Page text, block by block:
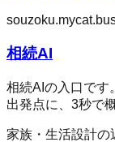
相続AI
相続AIの入口です
出発点に、3秒で
家族・生活設計の